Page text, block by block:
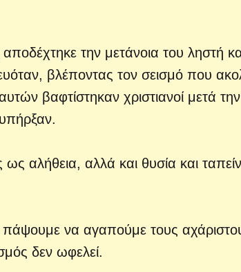
την μετάνοια του ληστή
βλέποντας τον σεισμό που
βαφτίστηκαν χριστιανοί μετά
αλήθεια, αλλά και θυσία και
πάψουμε να αγαπούμε τους
δεν ωφελεί.